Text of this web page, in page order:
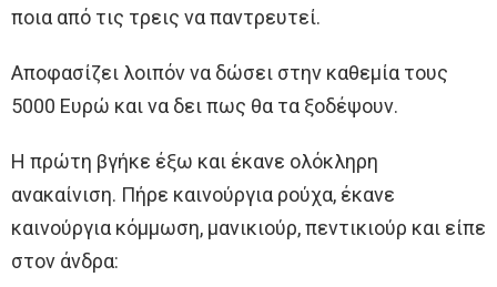
ποια από τις τρεις να παντρευτεί.
Αποφασίζει λοιπόν να δώσει στην καθεμία τους
5000 Ευρώ και να δει πως θα τα ξοδέψουν.
Η πρώτη βγήκε έξω και έκανε ολόκληρη
ανακαίνιση. Πήρε καινούργια ρούχα, έκανε
καινούργια κόμμωση, μανικιούρ, πεντικιούρ και είπε
στον άνδρα: